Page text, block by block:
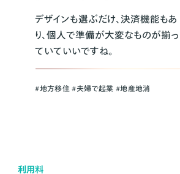
デザインも選ぶだけ、決済機能もあ
り、個人で準備が大変なものが揃っ
ていていいですね。
#地方移住 #夫婦で起業 #地産地消
利用料